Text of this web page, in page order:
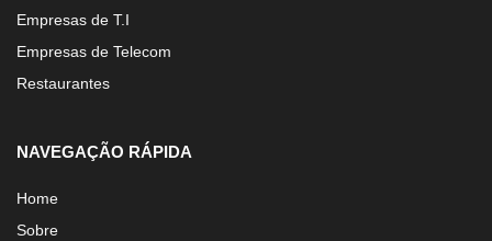
Empresas de T.I
Empresas de Telecom
Restaurantes
NAVEGAÇÃO RÁPIDA
Home
Sobre